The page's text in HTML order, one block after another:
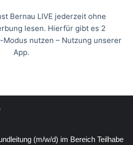
Bernau LIVE jederzeit ohne
lesen. Hierfür gibt es 2
Modus nutzen – Nutzung unserer
App.
(m/w/d) im Bereich Teilhabe